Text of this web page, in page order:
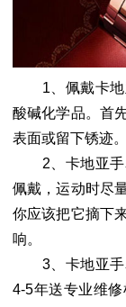
1、佩戴卡地
酸碱化学品。首
表面或留下锈迹。
2、卡地亚手
佩戴，运动时尽
你应该把它摘下
响。
3、卡地亚手
4-5年送专业维